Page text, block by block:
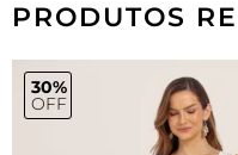
PRODUTOS
30%
OFF